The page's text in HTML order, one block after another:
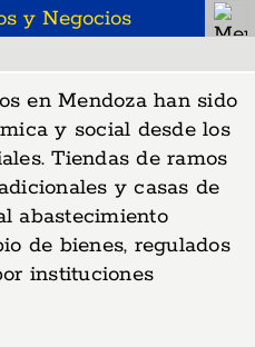
y Negocios
en Mendoza han sido
y social desde los
Tiendas de ramos
y casas de
abastecimiento
de bienes, regulados
instituciones